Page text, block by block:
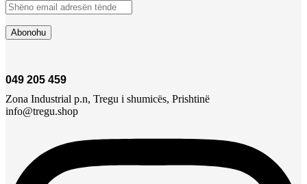
049 205 459
Zona Industrial p.n, Tregu i shumicës, Prishtinë
info@tregu.shop